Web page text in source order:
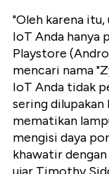
"Oleh karena
IoT Anda hanya
Playstore
mencari nama
IoT Anda tidak
sering
mematikan
mengisi daya
khawatir
ujar Timothy